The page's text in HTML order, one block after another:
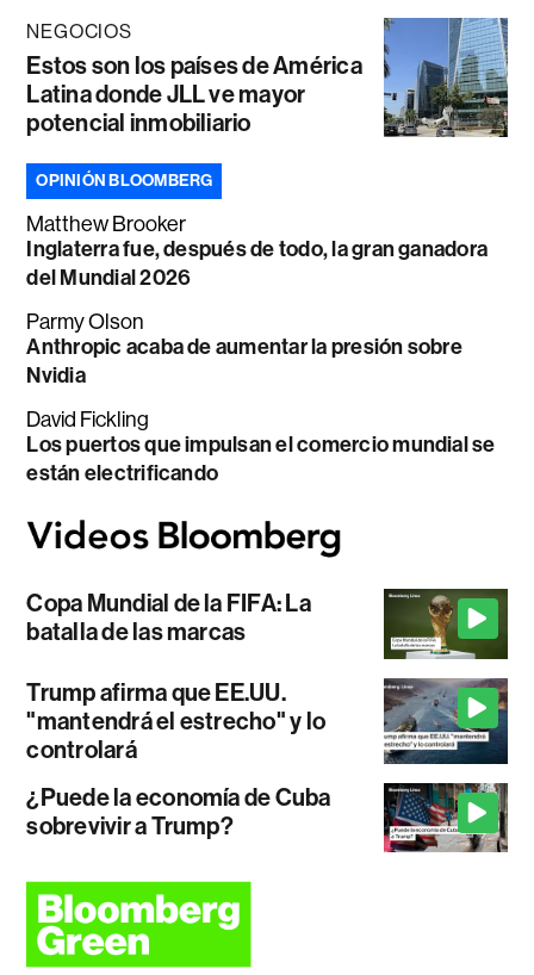
NEGOCIOS
Estos son los países de América
Latina donde JLL ve mayor
potencial inmobiliario
OPINIÓN BLOOMBERG
Matthew Brooker
Inglaterra fue, después de todo, la gran ganadora
del Mundial 2026
Parmy Olson
Anthropic acaba de aumentar la presión sobre
Nvidia
David Fickling
Los puertos que impulsan el comercio mundial se
están electrificando
Copa Mundial de la FIFA: La
batalla de las marcas
Trump afirma que EE.UU.
"mantendrá el estrecho" y lo
controlará
¿Puede la economía de Cuba
sobrevivir a Trump?